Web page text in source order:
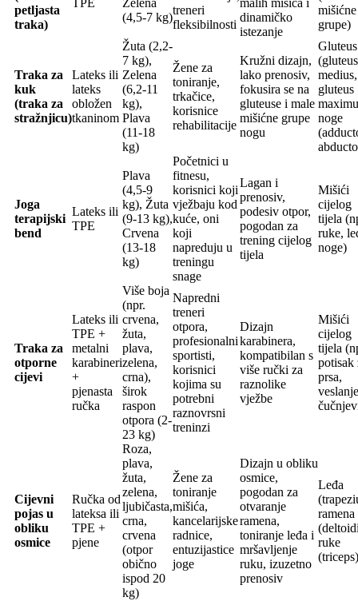
petljasta
traka)
(4,5-7 kg)
treneri
fleksibilnosti
dinamičko
istezanje
mišićne
grupe)
Traka za
kuk
(traka za
stražnjicu)
Lateks ili
lateks
obložen
tkaninom
Žuta (2,2-
7 kg),
Zelena
(6,2-11
kg),
Plava
(11-18
kg)
Žene za
toniranje,
trkačice,
korisnice
rehabilitacije
Kružni dizajn,
lako prenosiv,
fokusira se na
gluteuse i male
mišićne grupe
nogu
Gluteus
(gluteus
medius,
gluteus
noge
Joga
terapijski
bend
Lateks ili
TPE
Plava
(4,5-9
kg), Žuta
(9-13 kg),
Crvena
(13-18
kg)
Početnici u
fitnesu,
korisnici koji
vježbaju kod
kuće, oni
koji
napreduju u
treningu
snage
Lagan i
prenosiv,
podesiv otpor,
pogodan za
trening cijelog
tijela
Mišići
cijelog
tijela
ruke,
noge)
Traka za
otporne
cijevi
Lateks ili
TPE +
metalni
karabineri
+
pjenasta
ručka
Više boja
(npr.
crvena,
žuta,
plava,
zelena,
crna),
širok
raspon
otpora (2-
23 kg)
Napredni
treneri
otpora,
profesionalni
sportisti,
korisnici
kojima su
potrebni
raznovrsni
treninzi
Dizajn
karabinera,
kompatibilan s
više ručki za
raznolike
vježbe
Mišići
cijelog
tijela
potisak
prsa,
Cijevni
pojas u
obliku
osmice
Ručka od
lateksa ili
TPE +
pjene
Roza,
plava,
žuta,
zelena,
ljubičasta,
crna,
crvena
(otpor
obično
ispod 20
kg)
Žene za
toniranje
mišića,
kancelarijske
radnice,
entuzijastice
joge
Dizajn u obliku
osmice,
pogodan za
otvaranje
ramena,
toniranje leđa i
mršavljenje
ruku, izuzetno
prenosiv
Leđa
ramena
ruke
(triceps)